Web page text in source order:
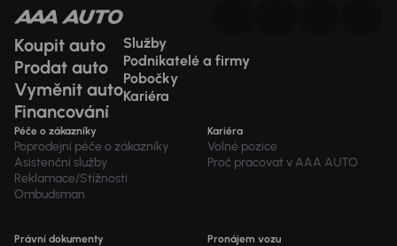
Koupit auto
Prodat auto
Vyměnit auto
Financování
Služby
Podnikatelé a firmy
Pobočky
Kariéra
Péče o zákazníky
Poprodejní péče o zákazníky
Asistenční služby
Reklamace/Stížnosti
Ombudsman
Kariéra
Volné pozice
Proč pracovat v AAA AUTO
Právní dokumenty Pronájem vozu